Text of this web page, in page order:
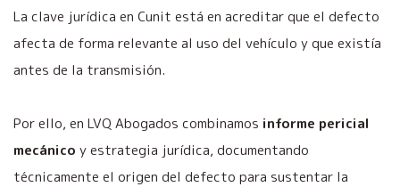
La clave jurídica en Cunit está en acreditar que el defecto
afecta de forma relevante al uso del vehículo y que existía
antes de la transmisión.
Por ello, en LVQ Abogados combinamos informe pericial
mecánico y estrategia jurídica, documentando
técnicamente el origen del defecto para sustentar la